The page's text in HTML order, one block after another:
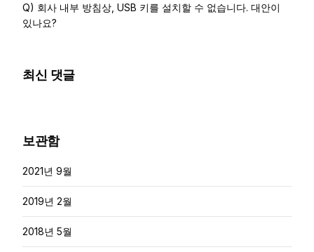
Q) 회사 내부 방침상, USB 키를 설치할 수 없습니다. 대안이
있나요?
최신 댓글
보관함
2021년 9월
2019년 2월
2018년 5월